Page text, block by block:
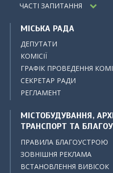
ЧАСТІ ЗАПИТАННЯ
МІСЬКА РАДА
ДЕПУТАТИ
КОМІСІЇ
ГРАФІК ПРОВЕДЕННЯ
СЕКРЕТАР РАДИ
РЕГЛАМЕНТ
МІСТОБУДУВАННЯ,
ТРАНСПОРТ ТА
ПРАВИЛА БЛАГОУСТРОЮ
ЗОВНІШНЯ РЕКЛАМА
ВСТАНОВЛЕННЯ ВИВІСОК